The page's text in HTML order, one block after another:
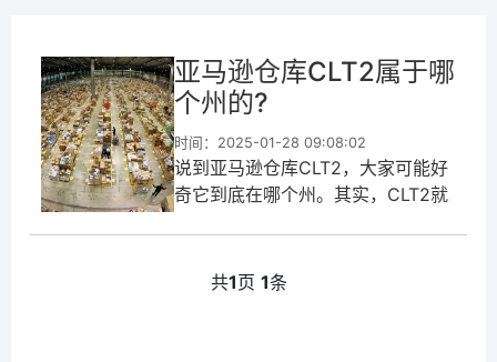
亚马逊仓库CLT2属于哪
个州的?
时间：2025-01-28 09:08:02
说到亚马逊仓库CLT2，大家可能好
奇它到底在哪个州。其实，CLT2就
共1页 1条